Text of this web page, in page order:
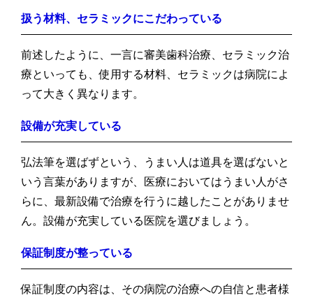
扱う材料、セラミックにこだわっている
前述したように、一言に審美歯科治療、セラミック治
療といっても、使用する材料、セラミックは病院によ
って大きく異なります。
設備が充実している
弘法筆を選ばずという、うまい人は道具を選ばないと
いう言葉がありますが、医療においてはうまい人がさ
らに、最新設備で治療を行うに越したことがありませ
ん。設備が充実している医院を選びましょう。
保証制度が整っている
保証制度の内容は、その病院の治療への自信と患者様